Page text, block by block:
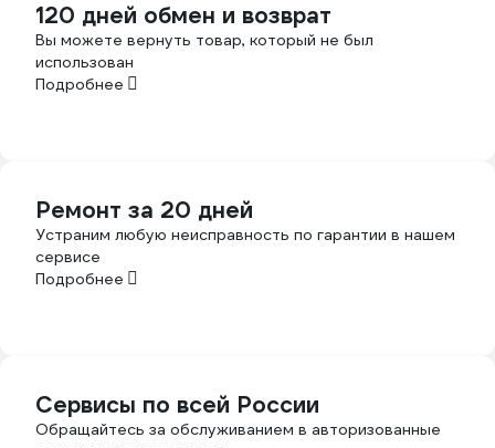
120 дней обмен и возврат
Вы можете вернуть товар, который не был
использован
Подробнее
Ремонт за 20 дней
Устраним любую неисправность по гарантии в нашем
сервисе
Подробнее
Сервисы по всей России
Обращайтесь за обслуживанием в авторизованные